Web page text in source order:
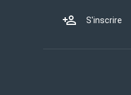
S'inscrire